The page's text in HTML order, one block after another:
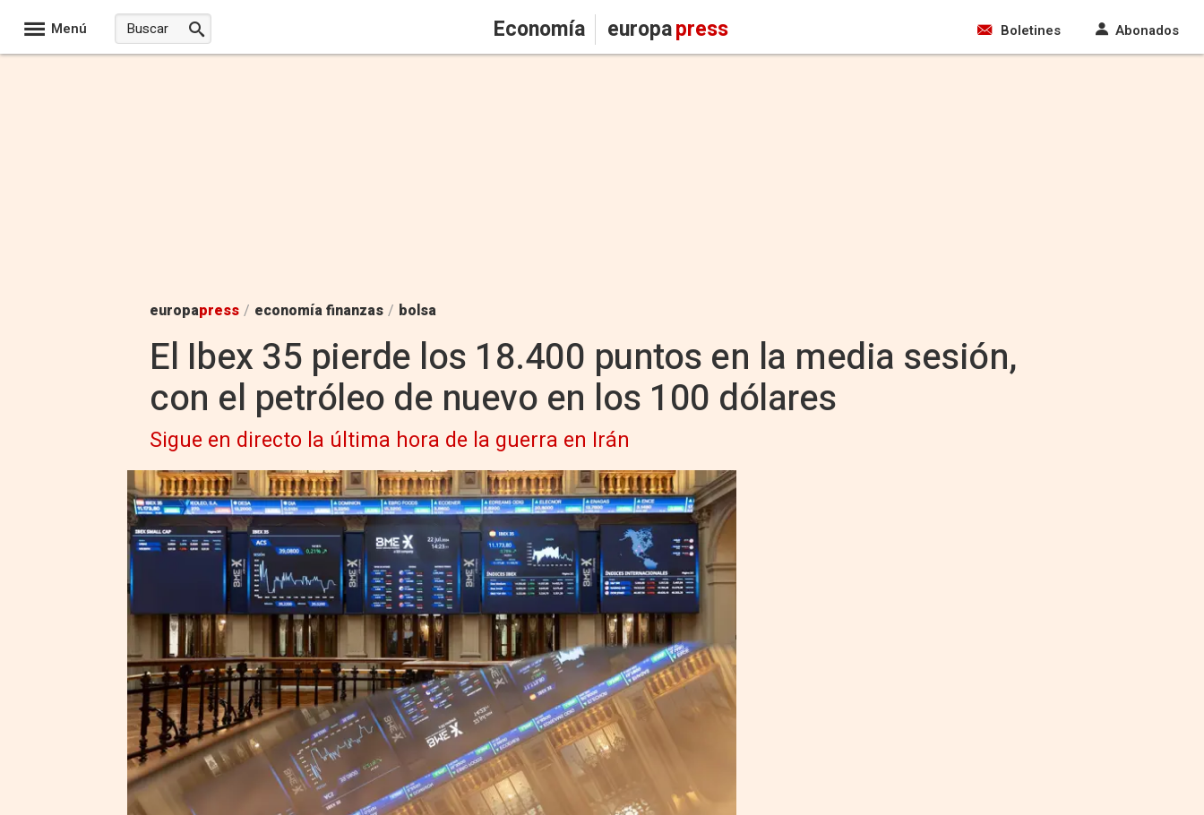
Menú Economía europapress Boletines Abonados
europapress / economía finanzas / bolsa
El Ibex 35 pierde los 18.400 puntos en la media sesión,
con el petróleo de nuevo en los 100 dólares
Sigue en directo la última hora de la guerra en Irán